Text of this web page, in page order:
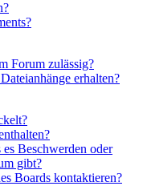
Forum zulässig?
erhalten?
Beschwerden oder
gibt?
Boards kontaktieren?